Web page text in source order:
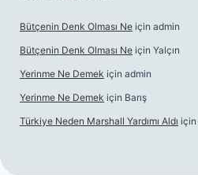
Bütçenin Denk Olması Ne için admin
Bütçenin Denk Olması Ne için Yalçın
Yerinme Ne Demek için admin
Yerinme Ne Demek için Barış
Türkiye Neden Marshall Yardımı Aldı için